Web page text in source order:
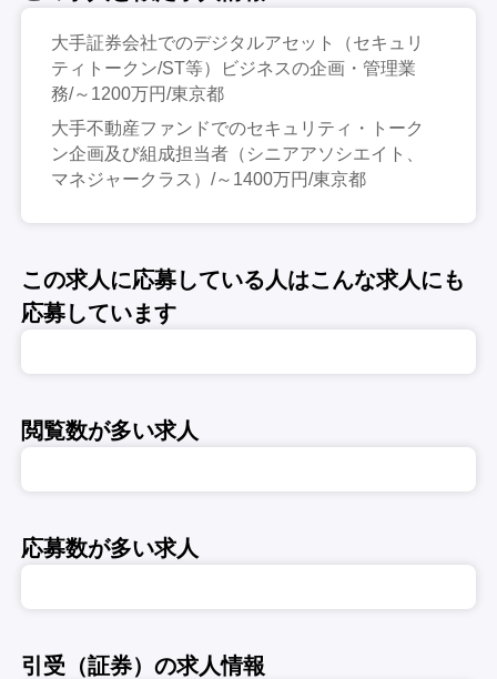
大手証券会社でのデジタルアセット（セキュリ
ティトークン/ST等）ビジネスの企画・管理業
務/～1200万円/東京都
大手不動産ファンドでのセキュリティ・トーク
ン企画及び組成担当者（シニアアソシエイト、
マネジャークラス）/～1400万円/東京都
この求人に応募している人はこんな求人にも
応募しています
閲覧数が多い求人
応募数が多い求人
引受（証券）の求人情報